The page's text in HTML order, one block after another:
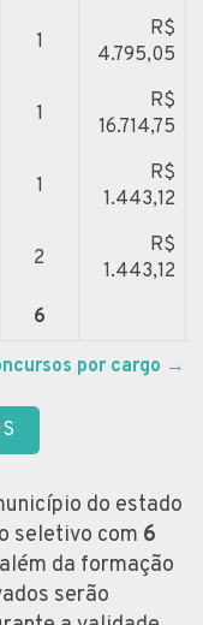
1
R$
4.795,05
1
R$
16.714,75
1
R$
1.443,12
2
R$
1.443,12
6
por cargo →
do estado
seletivo com 6
da formação
serão